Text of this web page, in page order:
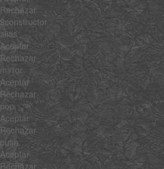
Rechazar
$constructor
alias
Aceptar
Rechazar
mirror
Aceptar
Rechazar
pop
Aceptar
Rechazar
push
Aceptar
Rechazar